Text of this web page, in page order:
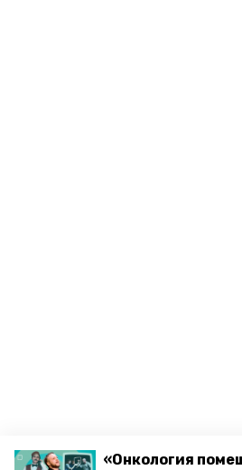
«Онкология